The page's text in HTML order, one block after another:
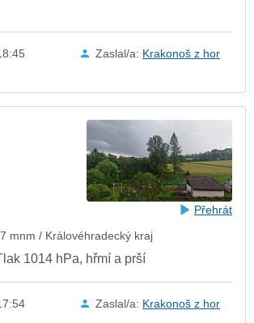
Zaslal/a: Krakonoš z hor
Přehrát
mnm / Královéhradecký kraj
1014 hPa, hřmí a prší
Zaslal/a: Krakonoš z hor